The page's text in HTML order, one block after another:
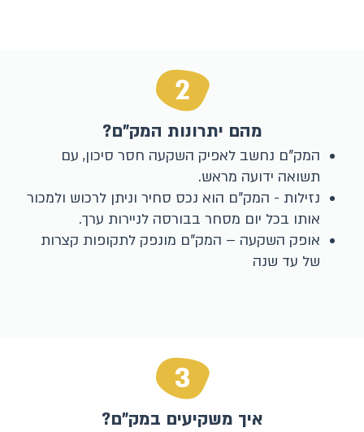
2
מהם יתרונות המק"ם?
המק"ם נחשב לאפיק השקעה חסר סיכון, עם
תשואה ידועה מראש.
נזילות - המק"ם הוא נכס סחיר וניתן לרכוש ולמכור
אותו בכל יום מסחר בבורסה לניירות ערך.
אופק השקעה – המק"ם מונפק לתקופות קצרות
של עד שנה
3
איך משקיעים במק"ם?